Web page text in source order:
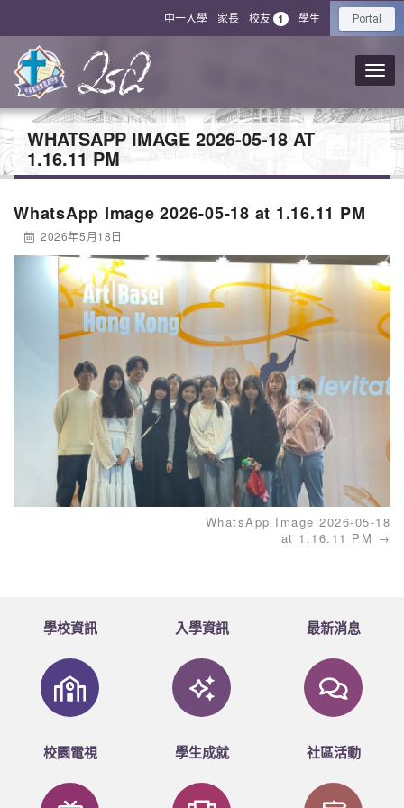
中一入學 家長 校友 1 學生 Portal
WHATSAPP IMAGE 2026-05-18 AT
1.16.11 PM
WhatsApp Image 2026-05-18 at 1.16.11 PM
2026年5月18日
WhatsApp Image 2026-05-18
at 1.16.11 PM
學校資訊 入學資訊 最新消息
校園電視 學生成就 社區活動